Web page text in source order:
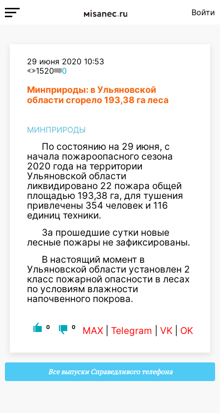
Войти
29 июня 2020 10:53
1520
0
Минприроды: в Ульяновской
области сгорело 193,38 га леса
МИНПРИРОДЫ
По состоянию на 29 июня, с
начала пожароопасного сезона
2020 года на территории
Ульяновской области
ликвидировано 22 пожара общей
площадью 193,38 га, для тушения
привлечены 354 человек и 116
единиц техники.
За прошедшие сутки новые
лесные пожары не зафиксированы.
В настоящий момент в
Ульяновской области установлен 2
класс пожарной опасности в лесах
по условиям влажности
напочвенного покрова.
0 0 MAX Telegram VK OK
Все выпуски Справедливого телефона